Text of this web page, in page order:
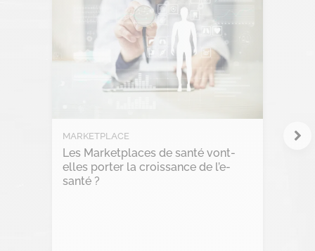
Intelligence Artificielle
Intelligence collective
Marketplace
Transformation Digitale
MARKETPLACE
Les Marketplaces de santé vont-
elles porter la croissance de l’e-
santé ?